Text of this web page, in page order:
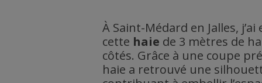
À Saint-Médard en Jalles, j’ai
cette haie de 3 mètres de
côtés. Grâce à une coupe
haie a retrouvé une